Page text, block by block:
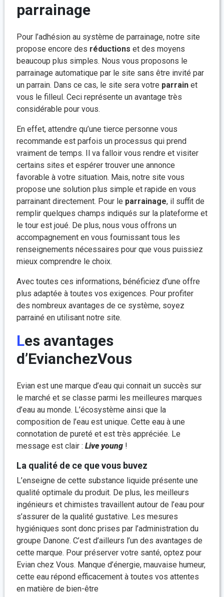
parrainage
Pour l’adhésion au système de parrainage, notre site
propose encore des réductions et des moyens
beaucoup plus simples. Nous vous proposons le
parrainage automatique par le site sans être invité par
un parrain. Dans ce cas, le site sera votre parrain et
vous le filleul. Ceci représente un avantage très
considérable pour vous.
En effet, attendre qu’une tierce personne vous
recommande est parfois un processus qui prend
vraiment de temps. Il va falloir vous rendre et visiter
certains sites et espérer trouver une annonce
favorable à votre situation. Mais, notre site vous
propose une solution plus simple et rapide en vous
parrainant directement. Pour le parrainage, il suffit de
remplir quelques champs indiqués sur la plateforme et
le tour est joué. De plus, nous vous offrons un
accompagnement en vous fournissant tous les
renseignements nécessaires pour que vous puissiez
mieux comprendre le choix.
Avec toutes ces informations, bénéficiez d’une offre
plus adaptée à toutes vos exigences. Pour profiter
des nombreux avantages de ce système, soyez
parrainé en utilisant notre site.
Les avantages
d’EvianchezVous
Evian est une marque d’eau qui connait un succès sur
le marché et se classe parmi les meilleures marques
d’eau au monde. L’écosystème ainsi que la
composition de l’eau est unique. Cette eau à une
connotation de pureté et est très appréciée. Le
message est clair : Live young !
La qualité de ce que vous buvez
L’enseigne de cette substance liquide présente une
qualité optimale du produit. De plus, les meilleurs
ingénieurs et chimistes travaillent autour de l’eau pour
s’assurer de la qualité gustative. Les mesures
hygiéniques sont donc prises par l’administration du
groupe Danone. C’est d’ailleurs l’un des avantages de
cette marque. Pour préserver votre santé, optez pour
Evian chez Vous. Manque d’énergie, mauvaise humeur,
cette eau répond efficacement à toutes vos attentes
en matière de bien-être